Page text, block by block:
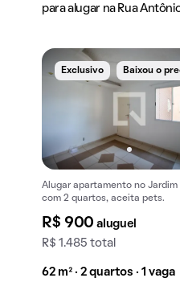
para alugar na Rua
Exclusivo Baixou o
Alugar apartamento no Jardim
com 2 quartos, aceita pets.
R$ 900aluguel
R$ 1.485 total
62 m² · 2 quartos · 1 vaga